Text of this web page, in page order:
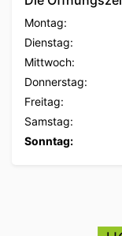
Montag:
Dienstag:
Mittwoch:
Donnerstag:
Freitag:
Samstag:
Sonntag: